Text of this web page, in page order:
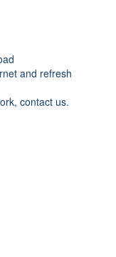
and refresh
contact us.